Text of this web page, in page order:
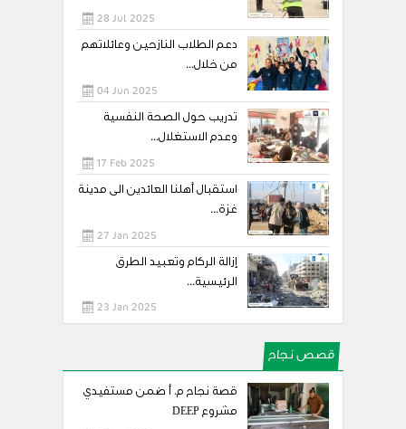
28 Jul 2025
دعم الطلاب النازحين وعائلاتهم
من خلال...
04 Jun 2025
تدريب حول الصحة النفسية
وعدم الاستغلال...
17 Feb 2025
استقبال أهلنا العائدين الى مدينة
غزة...
27 Jan 2025
إزالة الركام وتعبيد الطرق
الرئيسية...
23 Jan 2025
قصص نجاح
قصة نجاح م. أ ضمن مستفيدي
مشروع DEEP